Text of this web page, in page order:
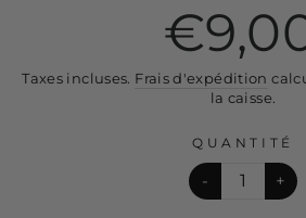
régulier
Taxes incluses. Frais d'expédition
la caisse.
QUANTITÉ
- +